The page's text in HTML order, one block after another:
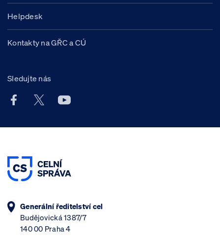
Helpdesk
Kontakty na GŘC a CÚ
Sledujte nás
Facebook účet Celní správy ČR
X účet Celní správy ČR
Youtube účet Celní správy ČR
Generální ředitelství cel
Budějovická 1387/7
140 00 Praha 4